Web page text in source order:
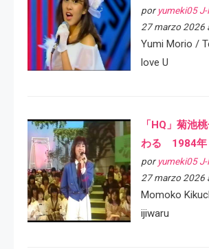
por yumeki05
27 marzo 2026
Yumi Morio /
love U
「HQ」菊池
わる 1984年
por yumeki05
27 marzo 2026
Momoko
ijiwaru